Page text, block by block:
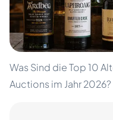
Was Sind die Top 10
Auctions im Jahr 2026?